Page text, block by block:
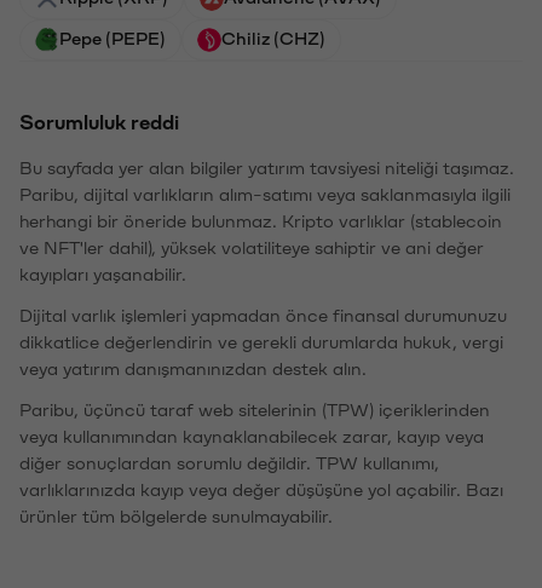
Pepe (PEPE) Chiliz (CHZ)
Sorumluluk reddi
Bu sayfada yer alan bilgiler yatırım tavsiyesi niteliği taşımaz.
Paribu, dijital varlıkların alım-satımı veya saklanmasıyla ilgili
herhangi bir öneride bulunmaz. Kripto varlıklar (stablecoin
ve NFT'ler dahil), yüksek volatiliteye sahiptir ve ani değer
kayıpları yaşanabilir.
Dijital varlık işlemleri yapmadan önce finansal durumunuzu
dikkatlice değerlendirin ve gerekli durumlarda hukuk, vergi
veya yatırım danışmanınızdan destek alın.
Paribu, üçüncü taraf web sitelerinin (TPW) içeriklerinden
veya kullanımından kaynaklanabilecek zarar, kayıp veya
diğer sonuçlardan sorumlu değildir. TPW kullanımı,
varlıklarınızda kayıp veya değer düşüşüne yol açabilir. Bazı
ürünler tüm bölgelerde sunulmayabilir.